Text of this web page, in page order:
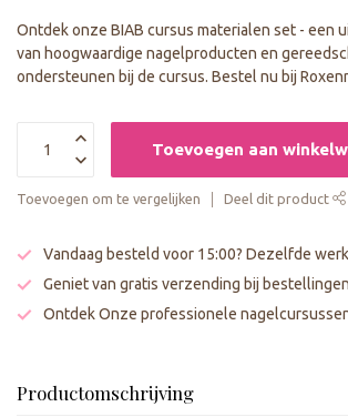
Ontdek onze BIAB cursus materialen set - een
van hoogwaardige nagelproducten en
ondersteunen bij de cursus. Bestel nu bij
Toevoegen aan
Toevoegen om te vergelijken Deel dit product
Vandaag besteld voor 15:00? Dezelfde
Geniet van gratis verzending bij
Ontdek Onze professionele
Productomschrijving